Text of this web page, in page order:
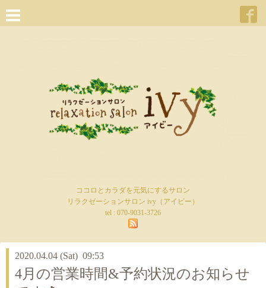
ココロとカラダを元気にするサロン
リラクゼーションサロン ivy（アイビー）
tel : 070-9031-3726
2020.04.04 (Sat) 09:53
4月の営業時間&予約状況のお知らせ